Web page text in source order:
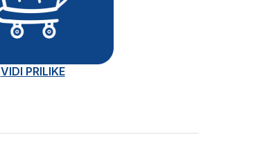
VIDI PRILIKE